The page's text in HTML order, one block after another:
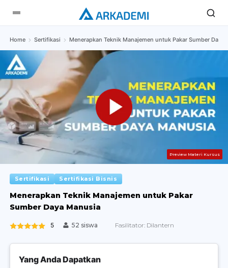
Home Sertifikasi Menerapkan Teknik Manajemen untuk Pakar Sumber Daya
Preview Materi Kursus
Sertifikasi Sertifikasi Bisnis
Menerapkan Teknik Manajemen untuk Pakar
Sumber Daya Manusia
5 52 siswa Fasilitator: Dilantern
Yang Anda Dapatkan